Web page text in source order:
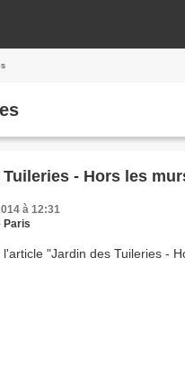
- Hors les
à 12:31
Paris